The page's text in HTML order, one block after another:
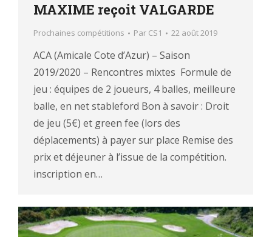
MAXIME reçoit VALGARDE
Prochaines compétitions Par CS1 22 août 2019
ACA (Amicale Cote d’Azur) – Saison
2019/2020 – Rencontres mixtes Formule de
jeu : équipes de 2 joueurs, 4 balles, meilleure
balle, en net stableford Bon à savoir : Droit
de jeu (5€) et green fee (lors des
déplacements) à payer sur place Remise des
prix et déjeuner à l’issue de la compétition.
inscription en…